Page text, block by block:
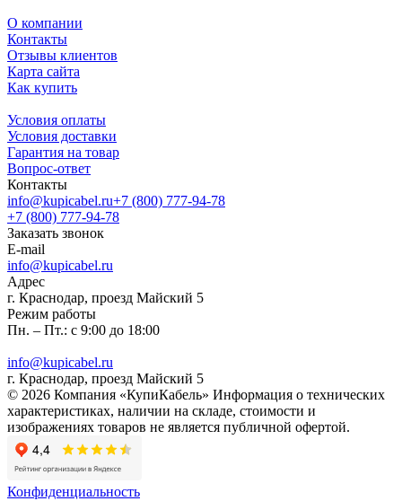
О компании
Контакты
Отзывы клиентов
Карта сайта
Как купить
Условия оплаты
Условия доставки
Гарантия на товар
Вопрос-ответ
Контакты
info@kupicabel.ru+7 (800) 777-94-78
+7 (800) 777-94-78
Заказать звонок
E-mail
info@kupicabel.ru
Адрес
г. Краснодар, проезд Майский 5
Режим работы
Пн. – Пт.: с 9:00 до 18:00
info@kupicabel.ru
г. Краснодар, проезд Майский 5
© 2026 Компания «КупиКабель» Информация о технических
характеристиках, наличии на складе, стоимости и
изображениях товаров не является публичной офертой.
Конфиденциальность